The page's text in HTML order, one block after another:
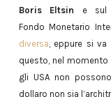
Boris Eltsin e sul
Fondo Monetario
diversa, eppure si
questo, nel momento
gli USA non
dollaro non sia